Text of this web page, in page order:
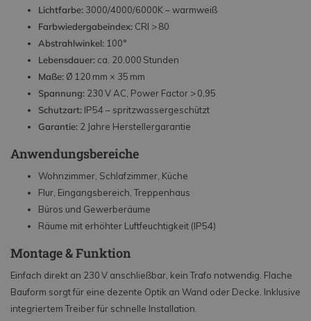
Lichtfarbe: 3000/4000/6000K – warmweiß
Farbwiedergabeindex: CRI > 80
Abstrahlwinkel: 100°
Lebensdauer: ca. 20.000 Stunden
Maße: Ø 120 mm × 35 mm
Spannung: 230 V AC, Power Factor > 0,95
Schutzart: IP54 – spritzwassergeschützt
Garantie: 2 Jahre Herstellergarantie
Anwendungsbereiche
Wohnzimmer, Schlafzimmer, Küche
Flur, Eingangsbereich, Treppenhaus
Büros und Gewerberäume
Räume mit erhöhter Luftfeuchtigkeit (IP54)
Montage & Funktion
Einfach direkt an 230 V anschließbar, kein Trafo notwendig. Flache
Bauform sorgt für eine dezente Optik an Wand oder Decke. Inklusive
integriertem Treiber für schnelle Installation.